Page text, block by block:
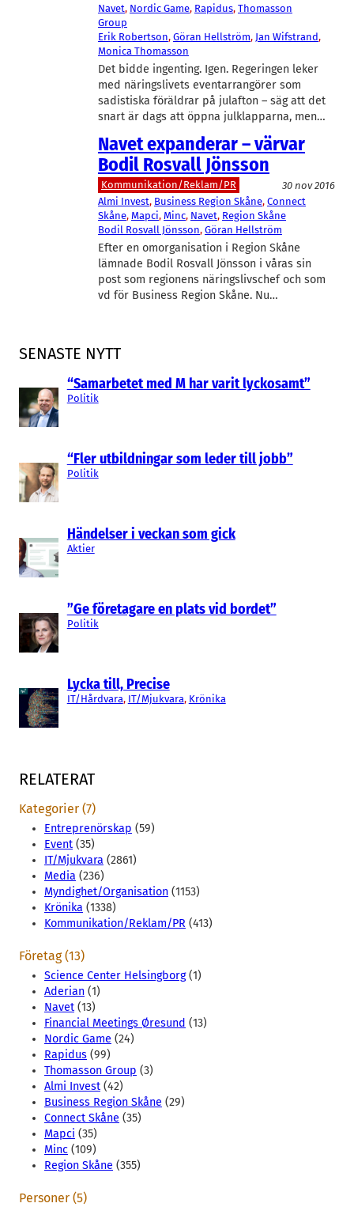
SENASTE NYTT
“Samarbetet med M har varit lyckosamt”
Politik
“Fler utbildningar som leder till jobb”
Politik
Händelser i veckan som gick
Aktier
”Ge företagare en plats vid bordet”
Politik
Lycka till, Precise
IT/Hårdvara, IT/Mjukvara, Krönika
Navet, Nordic Game, Rapidus, Thomasson
Group
Erik Robertson, Göran Hellström, Jan Wifstrand
Monica Thomasson
Det bidde ingenting. Igen. Regeringen leker
med näringslivets eventarrangörer som
sadistiska föräldrar på julafton – säg att det
snart är dags att öppna julklapparna, men…
Navet expanderar – värvar
Bodil Rosvall Jönsson
Kommunikation/Reklam/PR
30 nov 2016
Almi Invest, Business Region Skåne, Connect
Skåne, Mapci, Minc, Navet, Region Skåne
Bodil Rosvall Jönsson, Göran Hellström
Efter en omorganisation i Region Skåne
lämnade Bodil Rosvall Jönsson i våras sin
post som regionens näringslivschef och som
vd för Business Region Skåne. Nu…
RELATERAT
Kategorier (7)
Entreprenörskap (59)
Event (35)
IT/Mjukvara (2861)
Media (236)
Myndighet/Organisation (1153)
Krönika (1338)
Kommunikation/Reklam/PR (413)
Företag (13)
Science Center Helsingborg(1)
Aderian (1)
Navet (13)
Financial Meetings Øresund (13)
Nordic Game (24)
Rapidus (99)
Thomasson Group (3)
Almi Invest (42)
Business Region Skåne (29)
Connect Skåne (35)
Mapci (35)
Minc (109)
Region Skåne (355)
Personer (5)